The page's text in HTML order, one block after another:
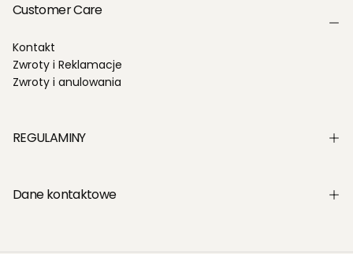
Customer Care
Kontakt
Zwroty i Reklamacje
Zwroty i anulowania
REGULAMINY
Dane kontaktowe